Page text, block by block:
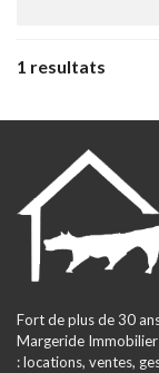
1 resultats
Fort de plus de 30
Margeride
: locations, ventes,